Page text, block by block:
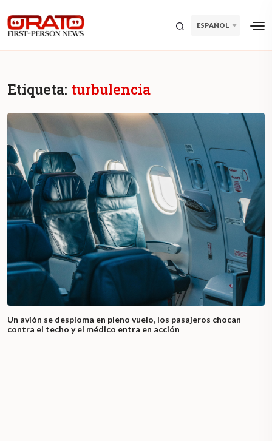
ESPAÑOL
Etiqueta: turbulencia
Un avión se desploma en pleno vuelo, los pasajeros chocan
contra el techo y el médico entra en acción